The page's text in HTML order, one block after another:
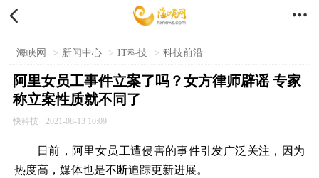
 
海峡网 > 新闻中心 > IT科技 > 科技前沿
阿里女员工事件立案了吗？女方律师辟谣 专家
称立案性质就不同了
快科技 2021-08-13 10:09
日前，阿里女员工遭侵害的事件引发广泛关注，因为
热度高，媒体也是不断追踪更新进展。